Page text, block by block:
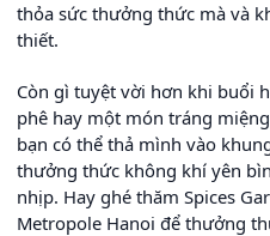
thỏa sức thưởng thức mà và
thiết.
Còn gì tuyệt vời hơn khi buổi
phê hay một món tráng
bạn có thể thả mình vào
thưởng thức không khí yên
nhịp. Hay ghé thăm Spices
Metropole Hanoi để thưởng